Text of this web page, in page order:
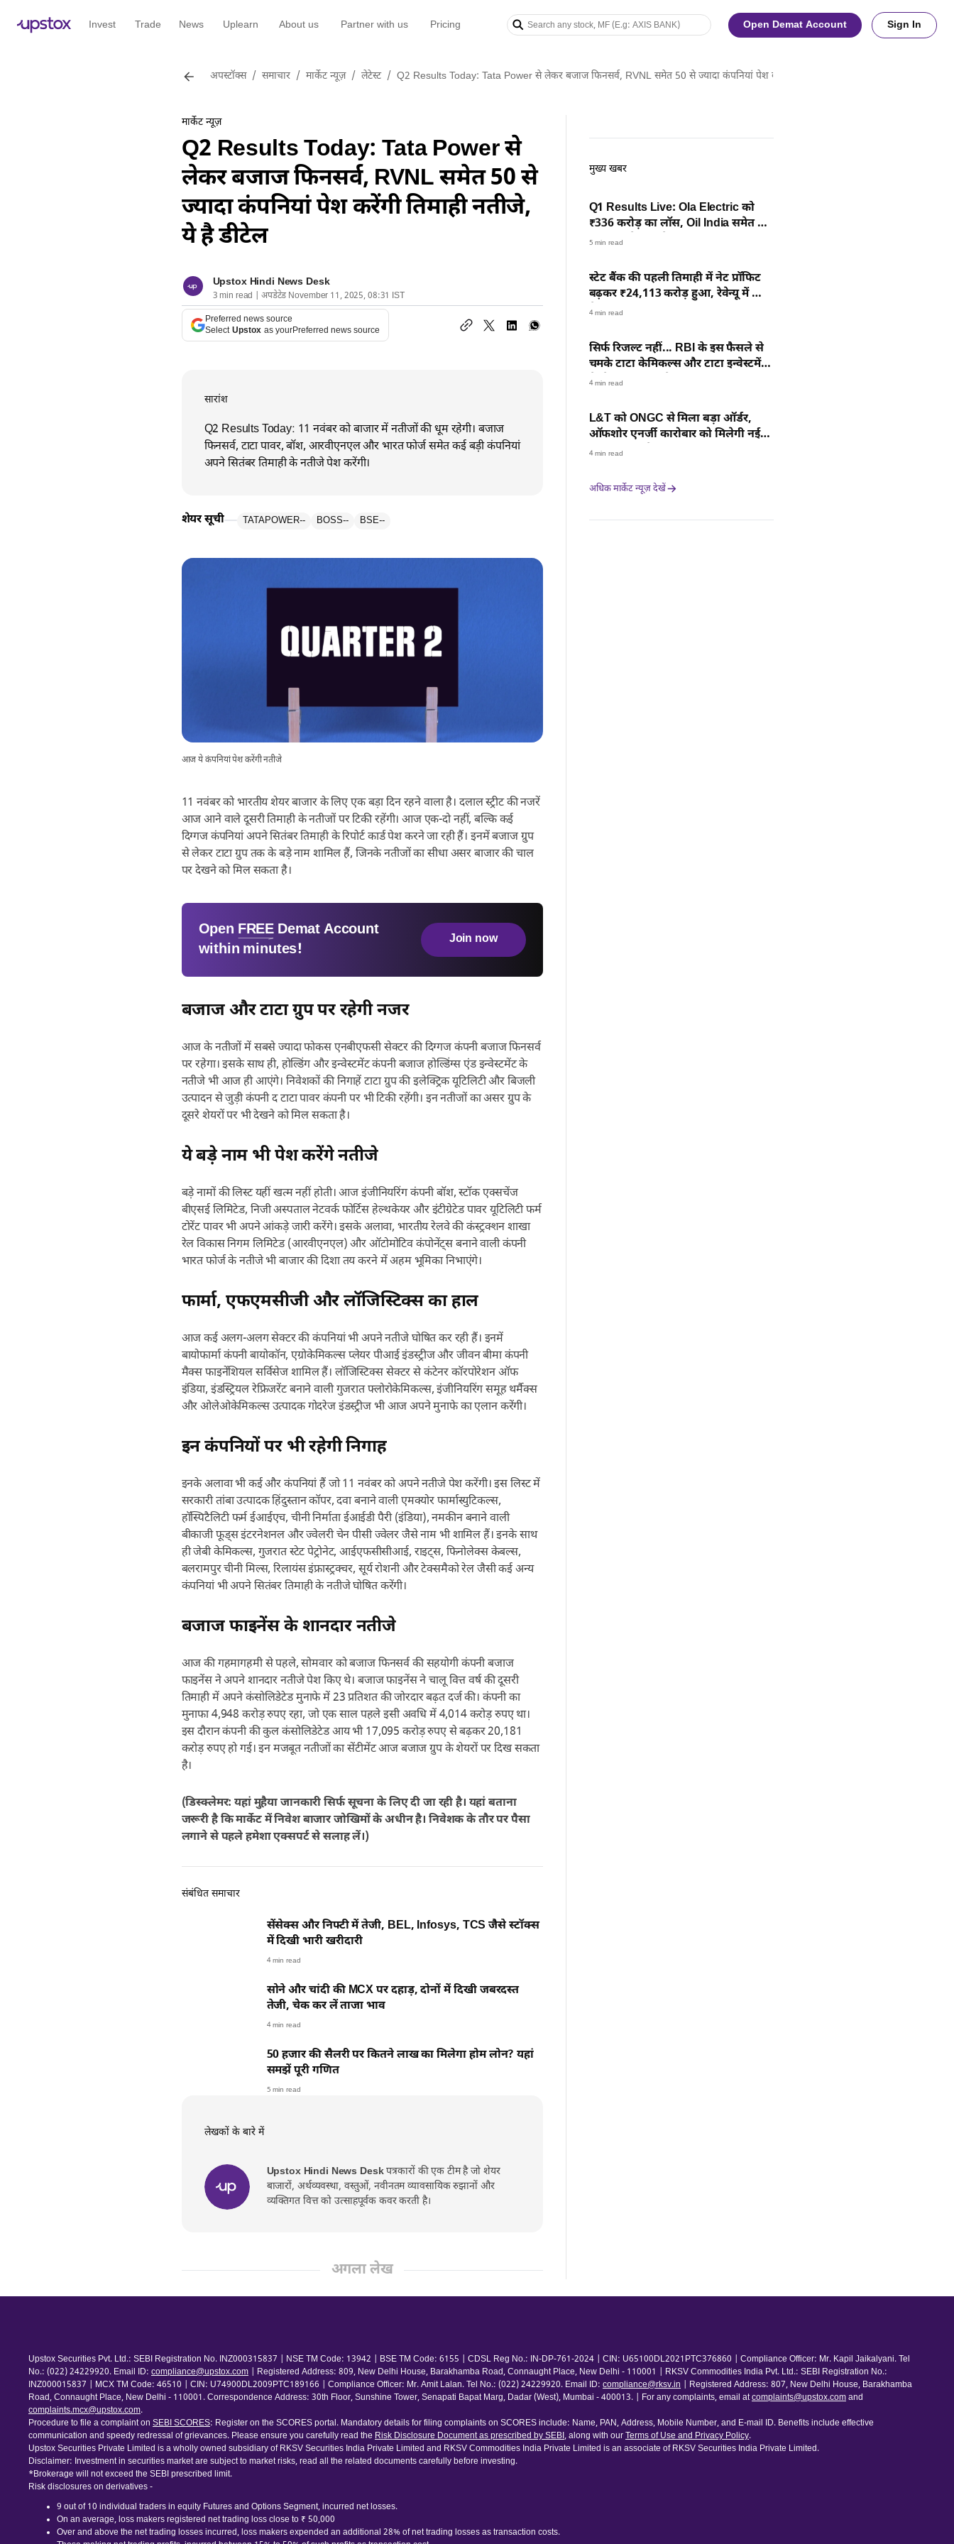
Invest Trade News Uplearn About us Partner with us Pricing Open Demat Account Sign In
अपस्टॉक्स / समाचार / मार्केट न्यूज़ / लेटेस्ट / Q2 Results Today: Tata Power से लेकर बजाज फिनसर्व, RVNL समेत 50 से ज्यादा कंपनियां पेश करेंगी तिमाही नतीजे, ये है डीटेल
मार्केट न्यूज़
Q2 Results Today: Tata Power से
लेकर बजाज फिनसर्व, RVNL समेत 50 से
ज्यादा कंपनियां पेश करेंगी तिमाही नतीजे,
ये है डीटेल
Upstox Hindi News Desk
3 min read | अपडेटेड November 11, 2025, 08:31 IST
Preferred news source
Select Upstox as yourPreferred news source
सारांश
Q2 Results Today: 11 नवंबर को बाजार में नतीजों की धूम रहेगी। बजाज
फिनसर्व, टाटा पावर, बॉश, आरवीएनएल और भारत फोर्ज समेत कई बड़ी कंपनियां
अपने सितंबर तिमाही के नतीजे पेश करेंगी।
शेयर सूची TATAPOWER-- BOSS-- BSE--
आज ये कंपनियां पेश करेंगी नतीजे
11 नवंबर को भारतीय शेयर बाजार के लिए एक बड़ा दिन रहने वाला है। दलाल स्ट्रीट की नजरें
आज आने वाले दूसरी तिमाही के नतीजों पर टिकी रहेंगी। आज एक-दो नहीं, बल्कि कई
दिग्गज कंपनियां अपने सितंबर तिमाही के रिपोर्ट कार्ड पेश करने जा रही हैं। इनमें बजाज ग्रुप
से लेकर टाटा ग्रुप तक के बड़े नाम शामिल हैं, जिनके नतीजों का सीधा असर बाजार की चाल
पर देखने को मिल सकता है।
Open FREE Demat Account
within minutes!
Join now
बजाज और टाटा ग्रुप पर रहेगी नजर
आज के नतीजों में सबसे ज्यादा फोकस एनबीएफसी सेक्टर की दिग्गज कंपनी बजाज फिनसर्व
पर रहेगा। इसके साथ ही, होल्डिंग और इन्वेस्टमेंट कंपनी बजाज होल्डिंग्स एंड इन्वेस्टमेंट के
नतीजे भी आज ही आएंगे। निवेशकों की निगाहें टाटा ग्रुप की इलेक्ट्रिक यूटिलिटी और बिजली
उत्पादन से जुड़ी कंपनी द टाटा पावर कंपनी पर भी टिकी रहेंगी। इन नतीजों का असर ग्रुप के
दूसरे शेयरों पर भी देखने को मिल सकता है।
ये बड़े नाम भी पेश करेंगे नतीजे
बड़े नामों की लिस्ट यहीं खत्म नहीं होती। आज इंजीनियरिंग कंपनी बॉश, स्टॉक एक्सचेंज
बीएसई लिमिटेड, निजी अस्पताल नेटवर्क फोर्टिस हेल्थकेयर और इंटीग्रेटेड पावर यूटिलिटी फर्म
टोरेंट पावर भी अपने आंकड़े जारी करेंगे। इसके अलावा, भारतीय रेलवे की कंस्ट्रक्शन शाखा
रेल विकास निगम लिमिटेड (आरवीएनएल) और ऑटोमोटिव कंपोनेंट्स बनाने वाली कंपनी
भारत फोर्ज के नतीजे भी बाजार की दिशा तय करने में अहम भूमिका निभाएंगे।
फार्मा, एफएमसीजी और लॉजिस्टिक्स का हाल
आज कई अलग-अलग सेक्टर की कंपनियां भी अपने नतीजे घोषित कर रही हैं। इनमें
बायोफार्मा कंपनी बायोकॉन, एग्रोकेमिकल्स प्लेयर पीआई इंडस्ट्रीज और जीवन बीमा कंपनी
मैक्स फाइनेंशियल सर्विसेज शामिल हैं। लॉजिस्टिक्स सेक्टर से कंटेनर कॉरपोरेशन ऑफ
इंडिया, इंडस्ट्रियल रेफ्रिजरेंट बनाने वाली गुजरात फ्लोरोकेमिकल्स, इंजीनियरिंग समूह थर्मैक्स
और ओलेओकेमिकल्स उत्पादक गोदरेज इंडस्ट्रीज भी आज अपने मुनाफे का एलान करेंगी।
इन कंपनियों पर भी रहेगी निगाह
इनके अलावा भी कई और कंपनियां हैं जो 11 नवंबर को अपने नतीजे पेश करेंगी। इस लिस्ट में
सरकारी तांबा उत्पादक हिंदुस्तान कॉपर, दवा बनाने वाली एमक्योर फार्मास्युटिकल्स,
हॉस्पिटैलिटी फर्म ईआईएच, चीनी निर्माता ईआईडी पैरी (इंडिया), नमकीन बनाने वाली
बीकाजी फूड्स इंटरनेशनल और ज्वेलरी चेन पीसी ज्वेलर जैसे नाम भी शामिल हैं। इनके साथ
ही जेबी केमिकल्स, गुजरात स्टेट पेट्रोनेट, आईएफसीसीआई, राइट्स, फिनोलेक्स केबल्स,
बलरामपुर चीनी मिल्स, रिलायंस इंफ्रास्ट्रक्चर, सूर्य रोशनी और टेक्समैको रेल जैसी कई अन्य
कंपनियां भी अपने सितंबर तिमाही के नतीजे घोषित करेंगी।
बजाज फाइनेंस के शानदार नतीजे
आज की गहमागहमी से पहले, सोमवार को बजाज फिनसर्व की सहयोगी कंपनी बजाज
फाइनेंस ने अपने शानदार नतीजे पेश किए थे। बजाज फाइनेंस ने चालू वित्त वर्ष की दूसरी
तिमाही में अपने कंसोलिडेटेड मुनाफे में 23 प्रतिशत की जोरदार बढ़त दर्ज की। कंपनी का
मुनाफा 4,948 करोड़ रुपए रहा, जो एक साल पहले इसी अवधि में 4,014 करोड़ रुपए था।
इस दौरान कंपनी की कुल कंसोलिडेटेड आय भी 17,095 करोड़ रुपए से बढ़कर 20,181
करोड़ रुपए हो गई। इन मजबूत नतीजों का सेंटीमेंट आज बजाज ग्रुप के शेयरों पर दिख सकता
है।
(डिस्क्लेमर: यहां मुहैया जानकारी सिर्फ सूचना के लिए दी जा रही है। यहां बताना
जरूरी है कि मार्केट में निवेश बाजार जोखिमों के अधीन है। निवेशक के तौर पर पैसा
लगाने से पहले हमेशा एक्सपर्ट से सलाह लें।)
संबंधित समाचार
सेंसेक्स और निफ्टी में तेजी, BEL, Infosys, TCS जैसे स्टॉक्स
में दिखी भारी खरीदारी
4 min read
सोने और चांदी की MCX पर दहाड़, दोनों में दिखी जबरदस्त
तेजी, चेक कर लें ताजा भाव
4 min read
50 हजार की सैलरी पर कितने लाख का मिलेगा होम लोन? यहां
समझें पूरी गणित
5 min read
लेखकों के बारे में
Upstox Hindi News Desk पत्रकारों की एक टीम है जो शेयर
बाजारों, अर्थव्यवस्था, वस्तुओं, नवीनतम व्यावसायिक रुझानों और
व्यक्तिगत वित्त को उत्साहपूर्वक कवर करती है।
अगला लेख
मुख्य खबर
Q1 Results Live: Ola Electric को
₹336 करोड़ का लॉस, Oil India समेत कई
कंपनियों के नतीजे जल्द
5 min read
स्टेट बैंक की पहली तिमाही में नेट प्रॉफिट
बढ़कर ₹24,113 करोड़ हुआ, रेवेन्यू में भी
तेजी
4 min read
सिर्फ रिजल्ट नहीं... RBI के इस फैसले से
चमके टाटा केमिकल्स और टाटा इन्वेस्टमेंट
के शेयर, समझें डीटेल
4 min read
L&T को ONGC से मिला बड़ा ऑर्डर,
ऑफशोर एनर्जी कारोबार को मिलेगी नई
रफ्तार, हर डीटेल यहां
4 min read
अधिक मार्केट न्यूज़ देखें
Upstox Securities Pvt. Ltd.: SEBI Registration No. INZ000315837 | NSE TM Code: 13942 | BSE TM Code: 6155 | CDSL Reg No.: IN-DP-761-2024 | CIN: U65100DL2021PTC376860 | Compliance Officer: Mr. Kapil Jaikalyani. Tel
No.: (022) 24229920. Email ID: compliance@upstox.com
| Registered Address: 809, New Delhi House, Barakhamba Road, Connaught Place, New Delhi - 110001 | RKSV Commodities India Pvt. Ltd.: SEBI Registration No.:
INZ000015837 | MCX TM Code: 46510 | CIN: U74900DL2009PTC189166 | Compliance Officer: Mr. Amit Lalan. Tel No.: (022) 24229920. Email ID: compliance@rksv.in
| Registered Address: 807, New Delhi House, Barakhamba
Road, Connaught Place, New Delhi - 110001. Correspondence Address: 30th Floor, Sunshine Tower, Senapati Bapat Marg, Dadar (West), Mumbai - 400013. | For any complaints, email atcomplaints@upstox.comand
complaints.mcx@upstox.com.
Procedure to file a complaint on SEBI SCORES: Register on the SCORES portal. Mandatory details for filing complaints on SCORES include: Name, PAN, Address, Mobile Number, and E-mail ID. Benefits include effective
communication and speedy redressal of grievances. Please ensure you carefully read the Risk Disclosure Document as prescribed by SEBI, along with ourTerms of Use and Privacy Policy.
Upstox Securities Private Limited is a wholly owned subsidiary of RKSV Securities India Private Limited and RKSV Commodities India Private Limited is an associate of RKSV Securities India Private Limited.
Disclaimer: Investment in securities market are subject to market risks, read all the related documents carefully before investing.
*Brokerage will not exceed the SEBI prescribed limit.
Risk disclosures on derivatives -
9 out of 10 individual traders in equity Futures and Options Segment, incurred net losses.
On an average, loss makers registered net trading loss close to ₹ 50,000
Over and above the net trading losses incurred, loss makers expended an additional 28% of net trading losses as transaction costs.